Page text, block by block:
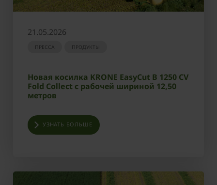
21.05.2026
ПРЕССА ПРОДУКТЫ
Новая косилка KRONE EasyCut B 1250 CV
Fold Collect с рабочей шириной 12,50
метров
УЗНАТЬ БОЛЬШЕ